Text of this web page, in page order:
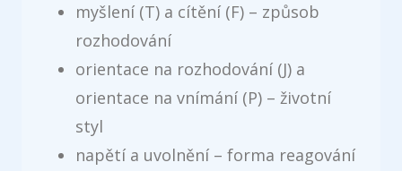
myšlení (T) a cítění (F) – způsob
rozhodování
orientace na rozhodování (J) a
orientace na vnímání (P) – životní
styl
napětí a uvolnění – forma reagování